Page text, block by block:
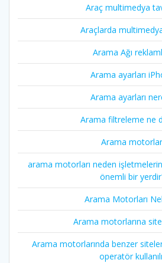
Araç multimedya
Araçlarda
Arama Ağı
Arama ayarları
Arama ayarları
Arama filtreleme ne
Arama
arama motorları neden
önemli bir
Arama Motorları
Arama motorlarına
Arama motorlarında benzer
operatör